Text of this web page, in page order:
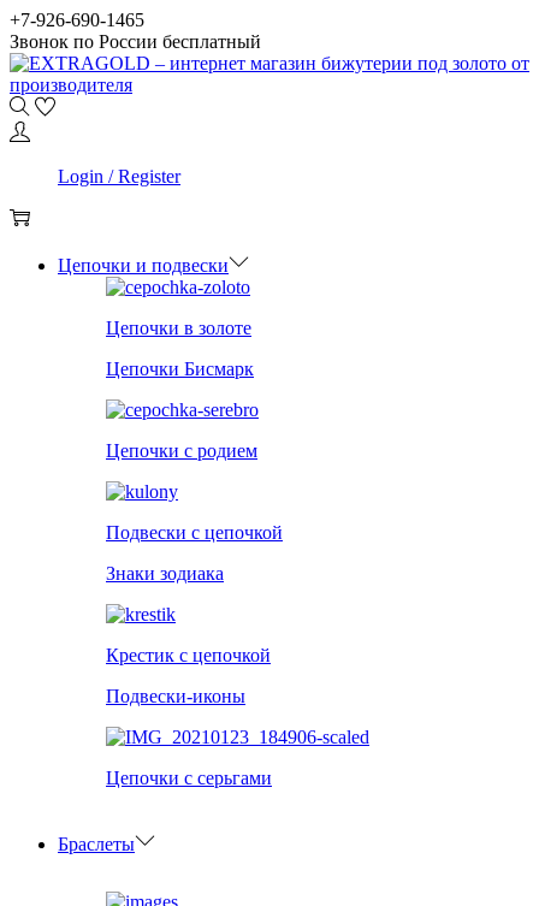
Skip
to
navigation
Skip
to
content
+7-926-690-1465
Звонок по России бесплатный
Login / Register
Цепочки и подвески
Цепочки в золоте
Цепочки Бисмарк
Цепочки с родием
Подвески с цепочкой
Знаки зодиака
Крестик с цепочкой
Подвески-иконы
Цепочки с серьгами
Браслеты